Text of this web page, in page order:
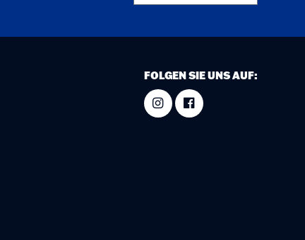
FOLGEN SIE UNS AUF: